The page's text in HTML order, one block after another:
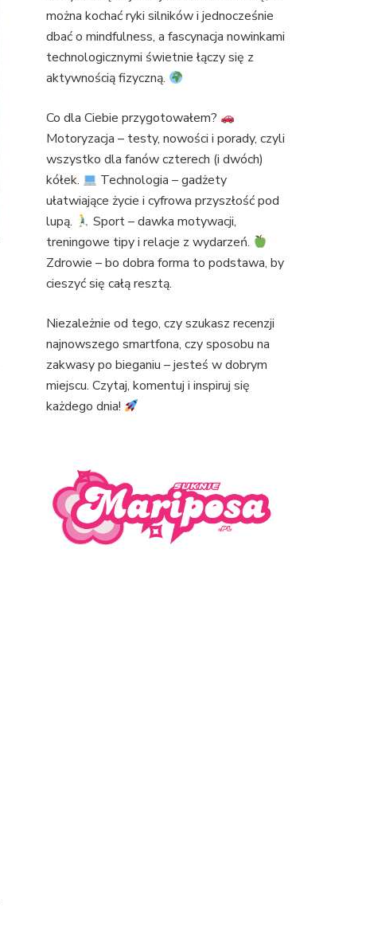
można kochać ryki silników i jednocześnie
dbać o mindfulness, a fascynacja nowinkami
technologicznymi świetnie łączy się z
aktywnością fizyczną.
Co dla Ciebie przygotowałem?
Motoryzacja – testy, nowości i porady, czyli
wszystko dla fanów czterech (i dwóch)
kółek.
Technologia – gadżety
ułatwiające życie i cyfrowa przyszłość pod
lupą.
Sport – dawka motywacji,
treningowe tipy i relacje z wydarzeń.
Zdrowie – bo dobra forma to podstawa, by
cieszyć się całą resztą.
Niezależnie od tego, czy szukasz recenzji
najnowszego smartfona, czy sposobu na
zakwasy po bieganiu – jesteś w dobrym
miejscu. Czytaj, komentuj i inspiruj się
każdego dnia!